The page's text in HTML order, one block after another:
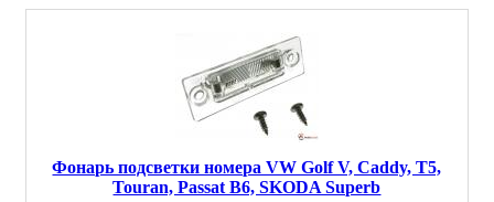
Фонарь подсветки номера VW Golf V, Caddy, T5,
Touran, Passat B6, SKODA Superb